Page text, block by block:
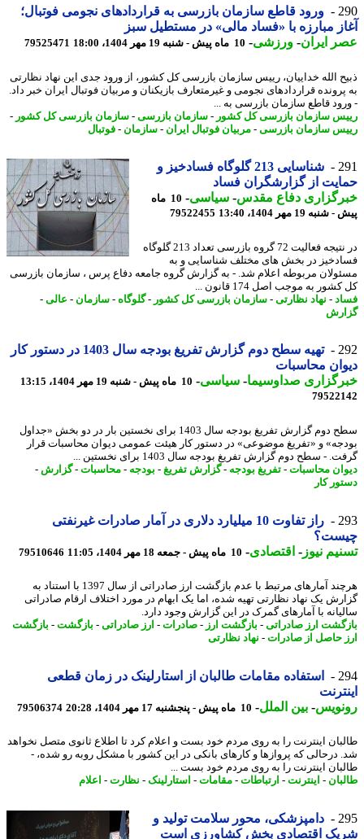
ورود قاطع سازمان بازرسی به قراردادهای نجومی فوتبال؛
مبارزه با «فساد مالی» در مستطیل سبز
ایران- ورزشی-10 ماه پیش - شنبه 19 مهر 1404، 18:00 79525471
الله خداییان، رییس سازمان بازرسی کل کشور، از ورود جدی این نهاد نظارتی
قراردادهای نجومی و غیرمتعارف بازیکنان و مربیان فوتبال ایران خبر داد.
قاطع سازمان بازرسی به ...
سازمان بازرسی کل کشور-سازمان بازرسی -سازمان بازرسی کل کشور-
سازمان بازرسی -مربیان فوتبال ایران - سازمان -فوتبال
شناسایی 213 گلوگاه فسادخیز و
از گزارشگران فساد
دفاع مقدس-سیاسی-
10 ماه
19 مهر 1404، 13:40
79522455
در نتیجه فعالیت 72 گروه بازرسی تعداد 213 گلوگاه
در بخش های مختلف شناسایی و به
مربوطه اعلام شد. - به گزارش گروه جامعه دفاع پرس ، سازمان بازرسی
به موجب اصل 174 قانون ...
-نهاد نظارتی-سازمان بازرسی کل کشور-گلوگاه-سازمان -عالی-
تهیه سطح دوم گزارش تفریغ بودجه سال 1403 در دستور کار
محاسبات
صداوسیما-سیاسی-10 ماه پیش - شنبه 19 مهر 1404، 13:15
سطح دوم گزارش تفریغ بودجه سال 1403 برای نخستین بار در دو بخش «جداول
و «تفریغ موضوعی» در دستور کار هیئت عمومی دیوان محاسبات قرار
- سطح دوم گزارش تفریغ بودجه سال 1403 برای نخستین ...
محاسبات-تفریغ بودجه-گزارش تفریغ- بودجه-محاسبات-گزارش -
کار
راز تفاوت 10 میلیارد دلاری در آمار صادرات غیرنفتی
نیوز-اقتصادی-10 ماه پیش - جمعه 18 مهر 1404، 11:05 79510646
هرچند آمارهای مرتبط با عدم بازگشت ارز صادراتی از سال 1397 با استناد به
یک نهاد نظارتی تهیه شده، اما یک ابهام در مورد اختلاف ارقام صادراتی
با آمارهای گمرک در این گزارش وجود دارد.
ارز صادراتی-بازگشت ارز- صادرات- ارز صادراتی-بازگشت-بازگشت
حاصل از صادرات- نهاد نظارتی
استفاده مقامات طالبان از استارلینک در زمان قطعی
-بین الملل-10 ماه پیش - پنجشنبه 17 مهر 1404، 20:28 79506374
اینترنت را به روی مردم خود بست و اعلام کرد تا اطلاع ثانوی متصل نخواهد
درحالی که پروازها و کارهای بانکی در این کشور با مشکل روبه رو شده، -
اینترنت را به روی مردم خود بست ...
-اینترنت-ارتباطات-مقامات-استارلینک -نظارت- اعلام
دامپزشکی، محور سلامت تولید و
اقتصادی بخش کشاورزی است